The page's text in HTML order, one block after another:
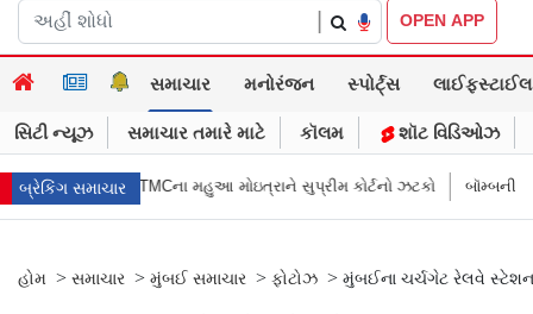
OPEN APP
સમાચાર મનોરંજન સ્પોર્ટ્સ લાઈફસ્ટાઈલ
સિટી ન્યૂઝ સમાચાર તમારે માટે કૉલમ શૉટ વિડિઓઝ
બ્રેકિંગ સમાચાર
મહુઆ મોઇત્રાને સુપ્રીમ કોર્ટનો ઝટકો બૉમ્બની ધમકી બાદ મુંબઈમાં હાઈ
હોમ > સમાચાર > મુંબઈ સમાચાર > ફોટોઝ > મુંબઈના ચર્ચગેટ રેલવે